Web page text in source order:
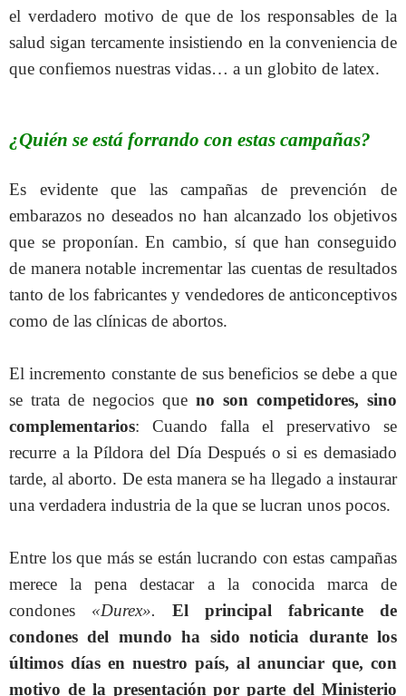
el verdadero motivo de que de los responsables de la
salud sigan tercamente insistiendo en la conveniencia de
que confiemos nuestras vidas… a un globito de latex.
¿Quién se está forrando con estas campañas?
Es evidente que las campañas de prevención de
embarazos no deseados no han alcanzado los objetivos
que se proponían. En cambio, sí que han conseguido
de manera notable incrementar las cuentas de resultados
tanto de los fabricantes y vendedores de anticonceptivos
como de las clínicas de abortos.
El incremento constante de sus beneficios se debe a que
se trata de negocios que no son competidores, sino
complementarios: Cuando falla el preservativo se
recurre a la Píldora del Día Después o si es demasiado
tarde, al aborto. De esta manera se ha llegado a instaurar
una verdadera industria de la que se lucran unos pocos.
Entre los que más se están lucrando con estas campañas
merece la pena destacar a la conocida marca de
condones «Durex».
El principal fabricante de
condones del mundo ha sido noticia durante los
últimos días en nuestro país, al anunciar que, con
motivo de la presentación por parte del Ministerio